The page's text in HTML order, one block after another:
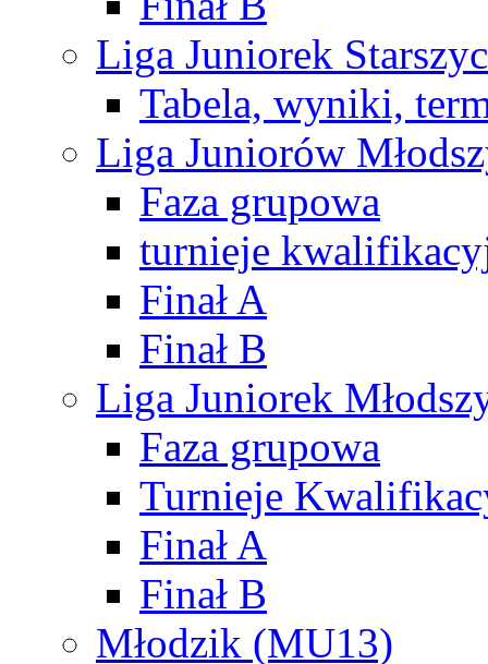
Liga Juniorek
Tabela, wyniki,
Liga Juniorów
Faza grupowa
turnieje
Finał A
Finał B
Liga Juniorek
Faza grupowa
Turnieje
Finał A
Finał B
Młodzik (MU13)